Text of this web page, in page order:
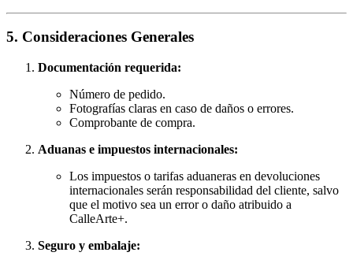
5. Consideraciones Generales
Documentación requerida:
Número de pedido.
Fotografías claras en caso de daños o errores.
Comprobante de compra.
Aduanas e impuestos internacionales:
Los impuestos o tarifas aduaneras en devoluciones
internacionales serán responsabilidad del cliente, salvo
que el motivo sea un error o daño atribuido a
CalleArte+.
Seguro y embalaje: